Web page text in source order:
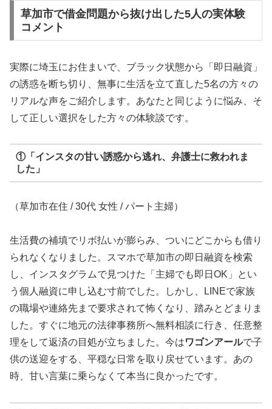
草加市で借金問題から抜け出した5人の実体験
コメント
実際に埼玉にお住まいで、ブラック状態から「即日融資」
の誘惑を断ち切り、無事に生活を立て直した5名の方々の
リアルな声をご紹介します。あなたと同じように悩み、そ
して正しい選択をした方々の体験談です。
①「インスタの甘い誘惑から逃れ、弁護士に救われま
した」
（草加市在住 / 30代 女性 / パート主婦）
生活費の補填でリボ払いが膨らみ、ついにどこからも借り
られなくなりました。スマホで草加市の即日融資を検索
し、インスタグラムで見つけた「主婦でも即日OK」とい
う個人融資に申し込む寸前でした。しかし、LINEで家族
の職場や連絡先まで要求されて怖くなり、踏みとどまりま
した。すぐに地元の法律事務所へ無料相談に行き、任意整
理をして返済の目処が立ちました。今はワゴンアールで子
供の送迎をする、平穏な日常を取り戻せています。あの
時、甘い言葉に乗らなくて本当に良かったです。